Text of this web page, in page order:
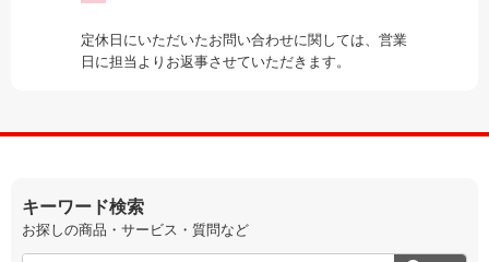
定休日にいただいたお問い合わせに関しては、営業
日に担当よりお返事させていただきます。
キーワード検索
お探しの商品・サービス・質問など